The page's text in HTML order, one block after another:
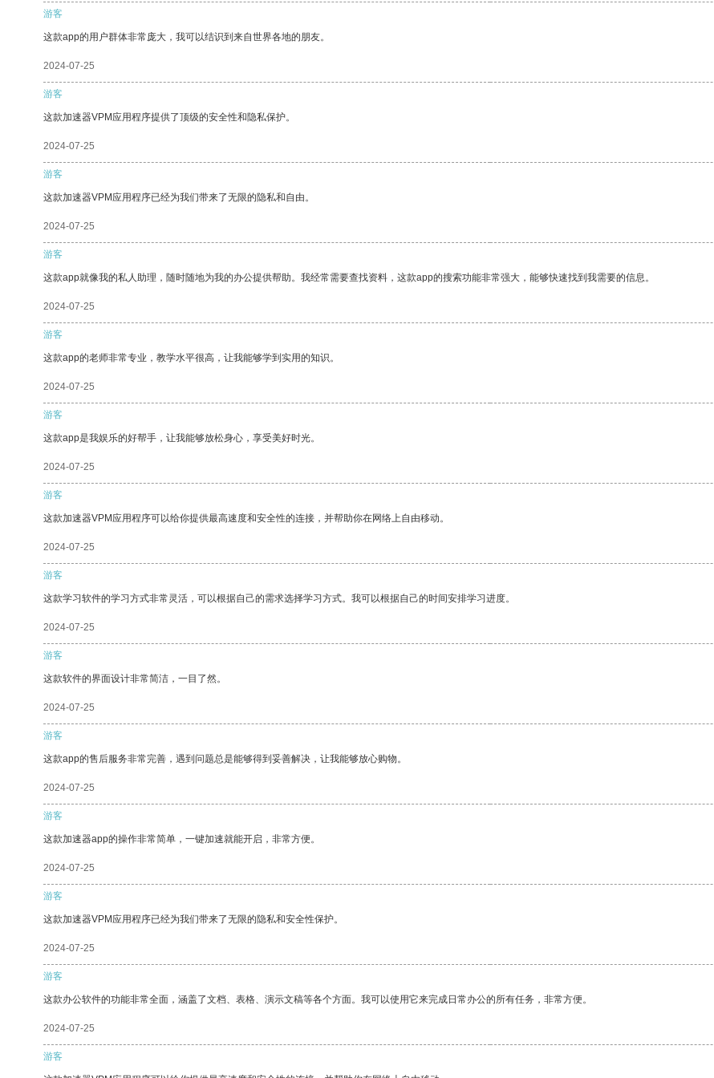
游客
这款app的用户群体非常庞大，我可以结识到来自世界各地的朋友。
2024-07-25
游客
这款加速器VPM应用程序提供了顶级的安全性和隐私保护。
2024-07-25
游客
这款加速器VPM应用程序已经为我们带来了无限的隐私和自由。
2024-07-25
游客
这款app就像我的私人助理，随时随地为我的办公提供帮助。我经常需要查找资料，这款app的搜索功能非常强大，能够快速找到我需要的信息。
2024-07-25
游客
这款app的老师非常专业，教学水平很高，让我能够学到实用的知识。
2024-07-25
游客
这款app是我娱乐的好帮手，让我能够放松身心，享受美好时光。
2024-07-25
游客
这款加速器VPM应用程序可以给你提供最高速度和安全性的连接，并帮助你在网络上自由移动。
2024-07-25
游客
这款学习软件的学习方式非常灵活，可以根据自己的需求选择学习方式。我可以根据自己的时间安排学习进度。
2024-07-25
游客
这款软件的界面设计非常简洁，一目了然。
2024-07-25
游客
这款app的售后服务非常完善，遇到问题总是能够得到妥善解决，让我能够放心购物。
2024-07-25
游客
这款加速器app的操作非常简单，一键加速就能开启，非常方便。
2024-07-25
游客
这款加速器VPM应用程序已经为我们带来了无限的隐私和安全性保护。
2024-07-25
游客
这款办公软件的功能非常全面，涵盖了文档、表格、演示文稿等各个方面。我可以使用它来完成日常办公的所有任务，非常方便。
2024-07-25
游客